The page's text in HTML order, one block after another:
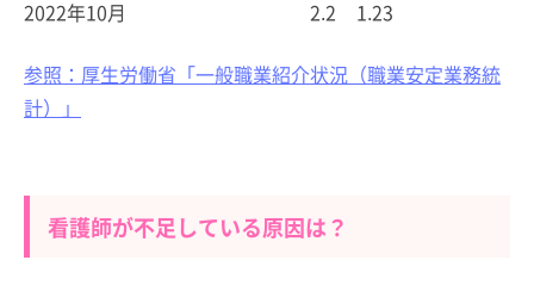
2022年10月
2.2 1.23
参照：厚生労働省「一般職業紹介状況（職業安定業務統
計）」
看護師が不足している原因は？